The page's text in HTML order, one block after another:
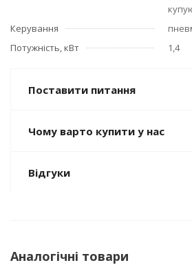
Керування
Потужність, кВт
1,4
Поставити питання
Чому варто купити у нас
Відгуки
Аналогічні товари